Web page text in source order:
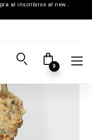
15% de descuento en la primera compra al inscribirse al newsletter
0